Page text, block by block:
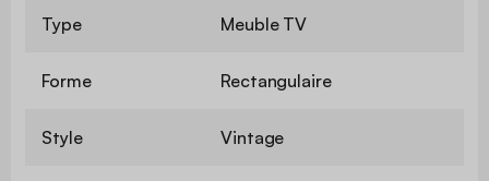
Type Meuble TV
Forme Rectangulaire
Style Vintage